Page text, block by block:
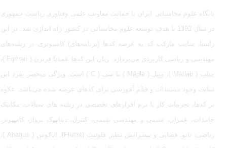
پایگاه علوم محاسباتی ایران با حمایت معاونت علمی وفناوری ریاست جمهوری
در سال 1392 با هدف توسعه علوم محاسباتی در کشور راه اندازی شد. در این
راستا، سایت مارکت کد به عرضه کدها (برنامه‌های) کامپیوتری در رشته‌های
مهندسی و ریاضی کاربردی می‌پردازد. زبان این کدها عمدتا فرترن ( Fortran )،
متلب ( Matlab )، میپل ( Maple ) یا سی ( C ) است. ویژگی منحصر بفرد این
سایت وجود مستندات و فیلم آموزشی برای کدهای عرضه شده می‌باشد. علاوه
بر کدها، تجربیات کار با نرم افزارهای تخصصی در رشته های سیالات، مکانیک
جامدات، عمران، شیمی و مهندسی شیمی، کنترل، دینامیک پرواز، کامپیوتر،
ریاضی، نانو، فضایی و پیشرانش نظیر فلوئنت (Fluent)، اباکوس ( Abaqus )،